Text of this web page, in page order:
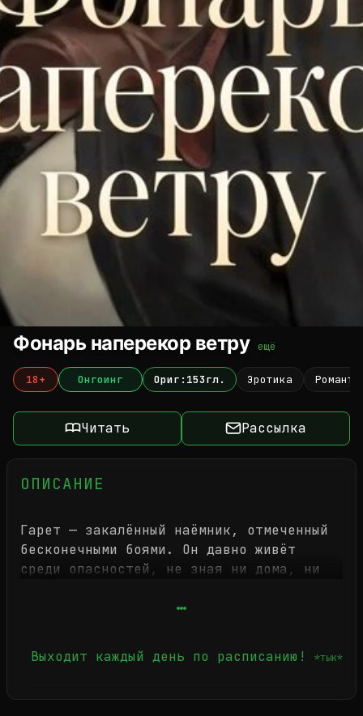
Фонарь наперекор ветру ещё
18+ Онгоинг Ориг:153гл. Эротика
Читать Рассылка
ОПИСАНИЕ
Гарет — закалённый наёмник, отмеченный
бесконечными боями. Он давно живёт
среди опасностей, не зная ни дома, ни
жестоком мире он неожиданно приглашает
Елена — старшая дочь обедневшего рода
приходит в упадок, впереди — разорение
Выходит каждый день по расписанию! *тык*